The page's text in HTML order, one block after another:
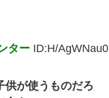
ター ID:H/AgWNau0
供が使うものだろ